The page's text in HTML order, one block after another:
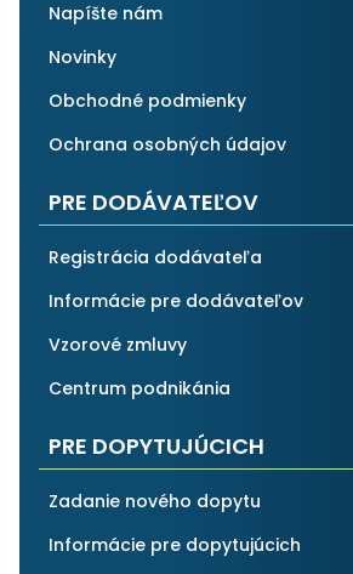
Napíšte nám
Novinky
Obchodné podmienky
Ochrana osobných údajov
PRE DODÁVATEĽOV
Registrácia dodávateľa
Informácie pre dodávateľov
Vzorové zmluvy
Centrum podnikánia
PRE DOPYTUJÚCICH
Zadanie nového dopytu
Informácie pre dopytujúcich